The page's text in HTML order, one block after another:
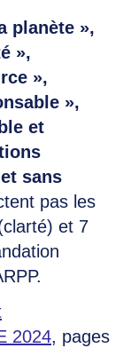
planète »,
»,
»,
»,
et
sans
pas les
et 7
2024, pages